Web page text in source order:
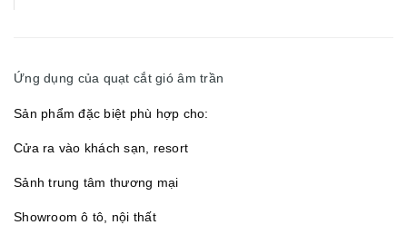
Ứng dụng của quạt cắt gió âm trần
Sản phẩm đặc biệt phù hợp cho:
Cửa ra vào khách sạn, resort
Sảnh trung tâm thương mại
Showroom ô tô, nội thất